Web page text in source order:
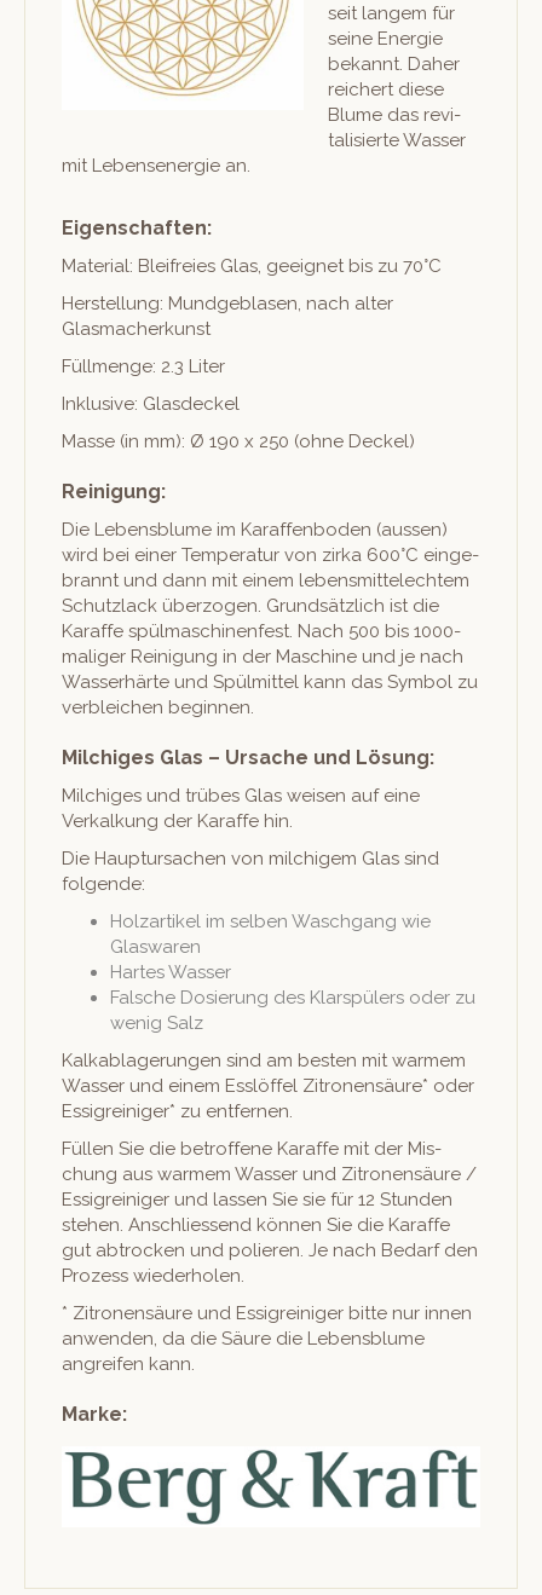
seit langem für
seine Energie
bekan­nt. Daher
reichert diese
Blume das revi­
tal­isierte Wass­er
mit Lebensen­ergie an.
Eigenschaften:
Mate­r­i­al: Bleifreies Glas, geeignet bis zu 70°C
Her­stel­lung: Mundge­blasen, nach alter
Glasmacherkunst
Füll­menge: 2.3 Liter
Inklu­sive: Glasdeckel
Masse (in mm): Ø 190 x 250 (ohne Deckel)
Reinigung:
Die Lebens­blume im Karaf­fen­bo­den (aussen)
wird bei ein­er Tem­per­atur von zir­ka 600°C einge­
bran­nt und dann mit einem lebens­mit­t­elechtem
Schut­zlack über­zo­gen. Grund­sät­zlich ist die
Karaffe spül­maschi­nen­fest. Nach 500 bis 1000-
maliger Reini­gung in der Mas­chine und je nach
Wasser­härte und Spülmit­tel kann das Sym­bol zu
verble­ichen beginnen.
Milchiges Glas – Ursache und Lösung:
Milchiges und trübes Glas weisen auf eine
Verkalkung der Karaffe hin.
Die Haup­tur­sachen von milchigem Glas sind
folgende:
Holzartikel im sel­ben Waschgang wie
Glaswaren
Hartes Wass­er
Falsche Dosierung des Klar­spülers oder zu
wenig Salz
Kalk­a­blagerun­gen sind am besten mit warmem
Wass­er und einem Ess­löf­fel Zitro­nen­säure* oder
Essi­greiniger* zu entfernen.
Füllen Sie die betrof­fene Karaffe mit der Mis­
chung aus warmem Wass­er und Zitro­nen­säure /
Essi­greiniger und lassen Sie sie für 12 Stun­den
ste­hen. Anschliessend kön­nen Sie die Karaffe
gut abtrock­en und polieren. Je nach Bedarf den
Prozess wiederholen.
* Zitro­nen­säure und Essi­greiniger bitte nur innen
anwen­den, da die Säure die Lebens­blume
angreifen kann.
Marke: